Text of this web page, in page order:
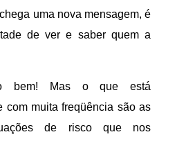
uma nova mensagem, é
de ver e saber quem a
bem! Mas o que está
com muita freqüência são as
de risco que nos